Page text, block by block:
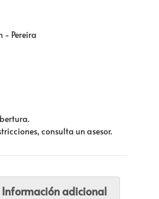
- Pereira
consulta un asesor.
Información adicional